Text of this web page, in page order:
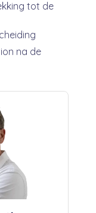
tot de
na de